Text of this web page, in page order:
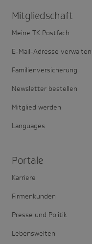
Mitglied­schaft
Meine TK Postfach
E-Mail-Adresse verwalten
Familienversicherung
Newsletter bestellen
Mitglied werden
Languages
Portale
Karriere
Firmenkunden
Presse und Politik
Lebenswelten